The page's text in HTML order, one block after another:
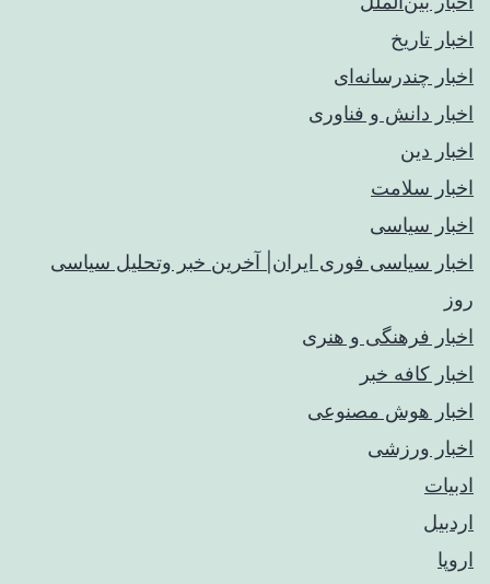
اخبار تاریخ
اخبار چندرسانه‌ای
اخبار دانش و فناوری
اخبار دین
اخبار سلامت
اخبار سیاسی
اخبار سیاسی فوری ایران| آخرین خبر وتحلیل سیاسی
روز
اخبار فرهنگی و هنری
اخبار کافه خبر
اخبار هوش مصنوعی
اخبار ورزشی
ادبیات
اردبیل
اروپا